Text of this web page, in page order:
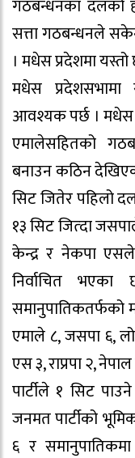
गठबन्धनका दलको
सत्ता गठबन्धनले
। मधेस प्रदेशमा
मधेस प्रदेशसभामा
आवश्यक पर्छ । मधेस
एमालेसहितको
बनाउन कठिन
सिट जितेर पहिलो
१३ सिट जित्दा
केन्द्र र नेकपा
निर्वाचित
समानुपातिकतर्फको
एमाले ८, जसपा ६,
एस ३, राप्रपा २,
पार्टीले १ सिट
जनमत पार्टीको
६ र